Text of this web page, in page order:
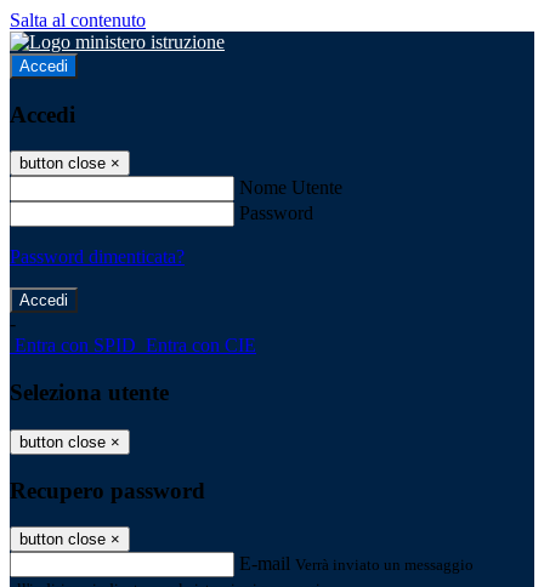
Salta al contenuto
Accedi
Accedi
button close ×
Nome Utente
Password
Password dimenticata?
-
Entra con SPID Entra con CIE
Seleziona utente
button close ×
Recupero password
button close ×
E-mail Verrà inviato un messaggio